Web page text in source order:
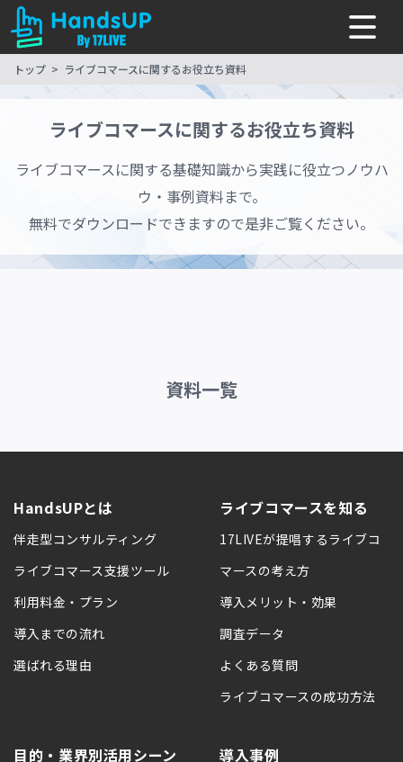
トップ ライブコマースに関するお役立ち資料
ライブコマースに関するお役立ち資料
ライブコマースに関する基礎知識から実践に役立つノウハ
ウ・事例資料まで。
無料でダウンロードできますので是非ご覧ください。
資料一覧
HandsUPとは
伴走型コンサルティング
ライブコマース支援ツール
利用料金・プラン
導入までの流れ
選ばれる理由
ライブコマースを知る
17LIVEが提唱するライブコ
マースの考え方
導入メリット・効果
調査データ
よくある質問
ライブコマースの成功方法
目的・業界別活用シーン 導入事例